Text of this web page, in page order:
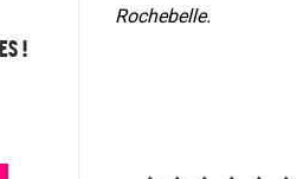
!
Rochebelle.